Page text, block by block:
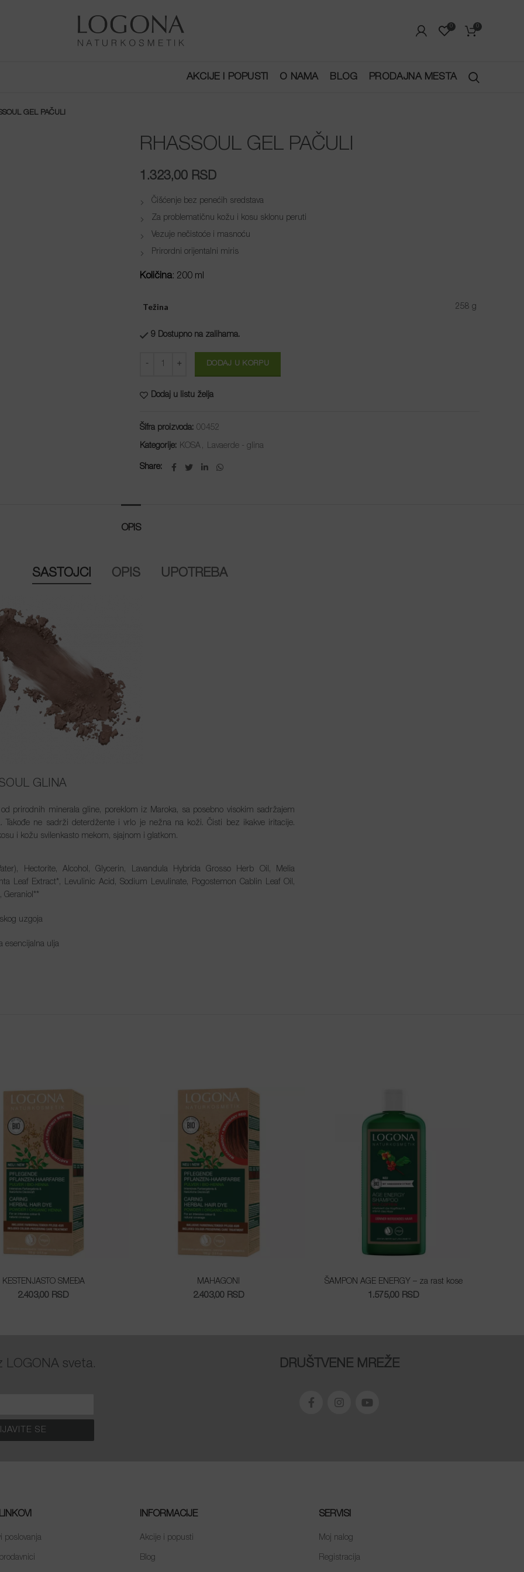
0 0
AKCIJE I POPUSTI O NAMA BLOG PRODAJNA MESTA
GEL PAČULI
RHASSOUL GEL PAČULI
1.323,00 RSD
Čišćenje bez penećih sredstava
Za problematičnu kožu i kosu sklonu peruti
Vezuje nečistoće i masnoću
Prirordni orijentalni miris
Količina: 200 ml
Težina 258 g
9 Dostupno na zalihama.
Količina
DODAJ U KORPU
Dodaj u listu želja
Šifra proizvoda: 00452
Kategorije: KOSA , Lavaerde - glina
Share
OPIS
SASTOJCI OPIS UPOTREBA
GLINA
prirodnih minerala gline, poreklom iz Maroka, sa posebno visokim sadržajem
Takođe ne sadrži deterdžente i vrlo je nežna na koži. Čisti bez ikakve iritacije.
i kožu svilenkasto mekom, sjajnom i glatkom.
Hectorite, Alcohol, Glycerin, Lavandula Hybrida Grosso Herb Oil, Melia
Leaf Extract*, Levulinic Acid, Sodium Levulinate, Pogostemon Cablin Leaf Oil,
Geraniol**
uzgoja
esencijalna ulja
KESTENJASTO SMEĐA
2.403,00 RSD
MAHAGONI
2.403,00 RSD
ŠAMPON AGE ENERGY – za rast kose
1.575,00 RSD
sveta. DRUŠTVENE MREŽE
poslovanja
INFORMACIJE
Akcije i popusti
Blog
SERVISI
Moj nalog
Registracija